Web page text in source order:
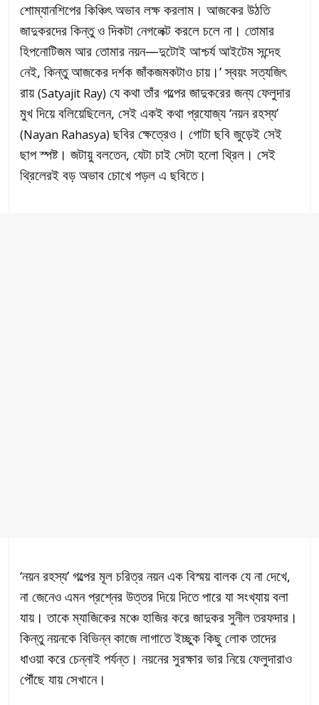
শোম্যানশিপের কিঞ্চিৎ অভাব লক্ষ করলাম। আজকের উঠতি
জাদুকরদের কিন্তু ও দিকটা নেগলেক্ট করলে চলে না। তোমার
হিপনোটিজম আর তোমার নয়ন—দুটোই আশ্চর্য আইটেম সন্দেহ
নেই, কিন্তু আজকের দর্শক জাঁকজমকটাও চায়।’ স্বয়ং সত্যজিৎ
রায়(Satyajit Ray) যে কথা তাঁর গল্পের জাদুকরের জন্য ফেলুদার
মুখ দিয়ে বলিয়েছিলেন, সেই একই কথা প্রযোজ্য ‘নয়ন রহস্য’
(Nayan Rahasya) ছবির ক্ষেত্রেও। গোটা ছবি জুড়েই সেই
ছাপ স্পষ্ট। জটায়ু বলতেন, যেটা চাই সেটা হলো থ্রিল। সেই
থ্রিলেরই বড় অভাব চোখে পড়ল এ ছবিতে।
‘নয়ন রহস্য’ গল্পের মূল চরিত্র নয়ন এক বিস্ময় বালক যে না দেখে,
না জেনেও এমন প্রশ্নের উত্তর দিয়ে দিতে পারে যা সংখ্যায় বলা
যায়। তাকে ম্যাজিকের মঞ্চে হাজির করে জাদুকর সুনীল তরফদার।
কিন্তু নয়নকে বিভিন্ন কাজে লাগাতে ইচ্ছুক কিছু লোক তাদের
ধাওয়া করে চেন্নাই পর্যন্ত। নয়নের সুরক্ষার ভার নিয়ে ফেলুদারাও
পৌঁছে যায় সেখানে।